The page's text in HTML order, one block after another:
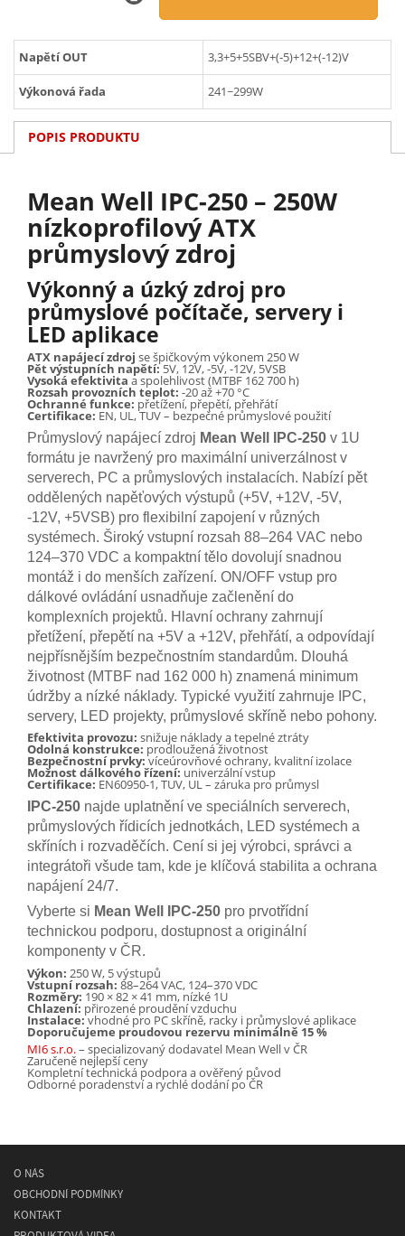
Napětí OUT 3,3+5+5SBV+(-5)+12+(-12)V
Výkonová řada 241~299W
POPIS PRODUKTU
Mean Well IPC-250 – 250W
nízkoprofilový ATX
průmyslový zdroj
Výkonný a úzký zdroj pro
průmyslové počítače, servery i
LED aplikace
ATX napájecí zdroj se špičkovým výkonem 250 W
Pět výstupních napětí:5V, 12V, -5V, -12V, 5VSB
Vysoká efektivita a spolehlivost (MTBF 162 700 h)
Rozsah provozních teplot: -20 až +70 °C
Ochranné funkce: přetížení, přepětí, přehřátí
Certifikace: EN, UL, TUV – bezpečné průmyslové použití
Průmyslový napájecí zdroj Mean Well IPC-250 v 1U
formátu je navržený pro maximální univerzálnost v
serverech, PC a průmyslových instalacích. Nabízí pět
oddělených napěťových výstupů (+5V, +12V, -5V,
-12V, +5VSB) pro flexibilní zapojení v různých
systémech. Široký vstupní rozsah 88–264 VAC nebo
124–370 VDC a kompaktní tělo dovolují snadnou
montáž i do menších zařízení. ON/OFF vstup pro
dálkové ovládání usnadňuje začlenění do
komplexních projektů. Hlavní ochrany zahrnují
přetížení, přepětí na +5V a +12V, přehřátí, a odpovídají
nejpřísnějším bezpečnostním standardům. Dlouhá
životnost (MTBF nad 162 000 h) znamená minimum
údržby a nízké náklady. Typické využití zahrnuje IPC,
servery, LED projekty, průmyslové skříně nebo pohony.
Efektivita provozu: snižuje náklady a tepelné ztráty
Odolná konstrukce: prodloužená životnost
Bezpečnostní prvky:víceúrovňové ochrany, kvalitní izolace
Možnost dálkového řízení: univerzální vstup
Certifikace: EN60950-1, TUV, UL – záruka pro průmysl
IPC-250 najde uplatnění ve speciálních serverech,
průmyslových řídicích jednotkách, LED systémech a
skříních i rozvaděčích. Cení si jej výrobci, správci a
integrátoři všude tam, kde je klíčová stabilita a ochrana
napájení 24/7.
Vyberte si Mean Well IPC-250 pro prvotřídní
technickou podporu, dostupnost a originální
komponenty v ČR.
Výkon: 250 W, 5 výstupů
Vstupní rozsah: 88–264 VAC, 124–370 VDC
Rozměry: 190 × 82 × 41 mm, nízké 1U
Chlazení: přirozené proudění vzduchu
Instalace:vhodné pro PC skříně, racky i průmyslové aplikace
Doporučujeme proudovou rezervu minimálně 15 %
MI6 s.r.o.– specializovaný dodavatel Mean Well v ČR
Zaručeně nejlepší ceny
Kompletní technická podpora a ověřený původ
Odborné poradenství a rychlé dodání po ČR
O NÁS
OBCHODNÍ PODMÍNKY
KONTAKT